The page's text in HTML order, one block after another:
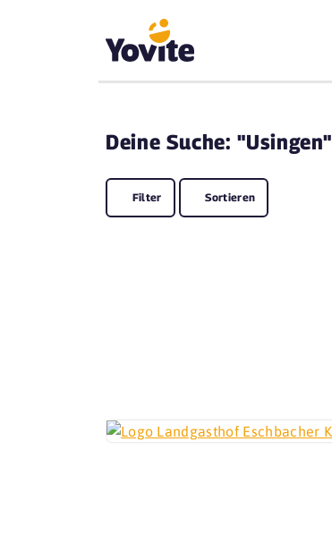
Deine Suche: "Usingen"
Filter Sortieren